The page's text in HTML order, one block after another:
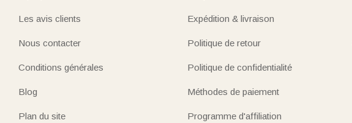
Les avis clients
Nous contacter
Conditions générales
Blog
Plan du site
Expédition & livraison
Politique de retour
Politique de confidentialité
Méthodes de paiement
Programme d'affiliation